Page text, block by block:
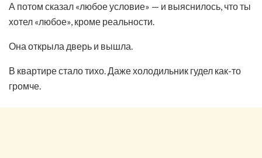
А потом сказал «любое условие» — и выяснилось, что ты
хотел «любое», кроме реальности.
Она открыла дверь и вышла.
В квартире стало тихо. Даже холодильник гудел как-то
громче.